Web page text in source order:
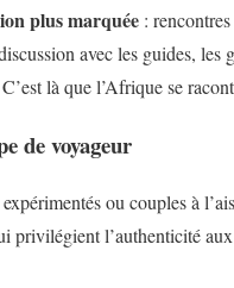
plus marquée :
avec les guides, les
là que l’Afrique se
de voyageur
ou couples à
privilégient l’authenticité